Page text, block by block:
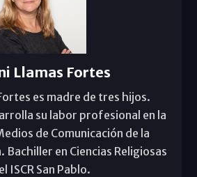
Llamas Fortes
es madre de tres hijos.
su labor profesional en la
de Comunicación de la
Bachiller en Ciencias Religiosas
ISCR San Pablo.